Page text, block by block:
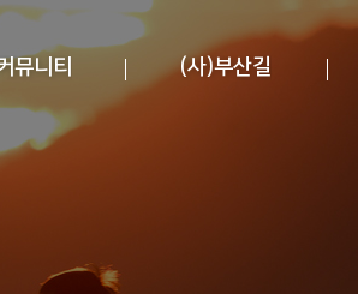
뮤니티 (사)부산길